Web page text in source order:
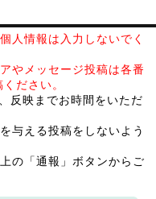
人情報は入力しないでく
やメッセージ投稿は各番
ださい。
反映までお時間をいただ
与える投稿をしないよう
の「通報」ボタンからご